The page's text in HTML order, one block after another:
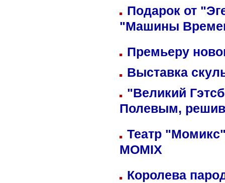
Подарок от
"Машины
Премьеру
Выставка
"Великий
Полевым,
Театр
MOMIX
Королева